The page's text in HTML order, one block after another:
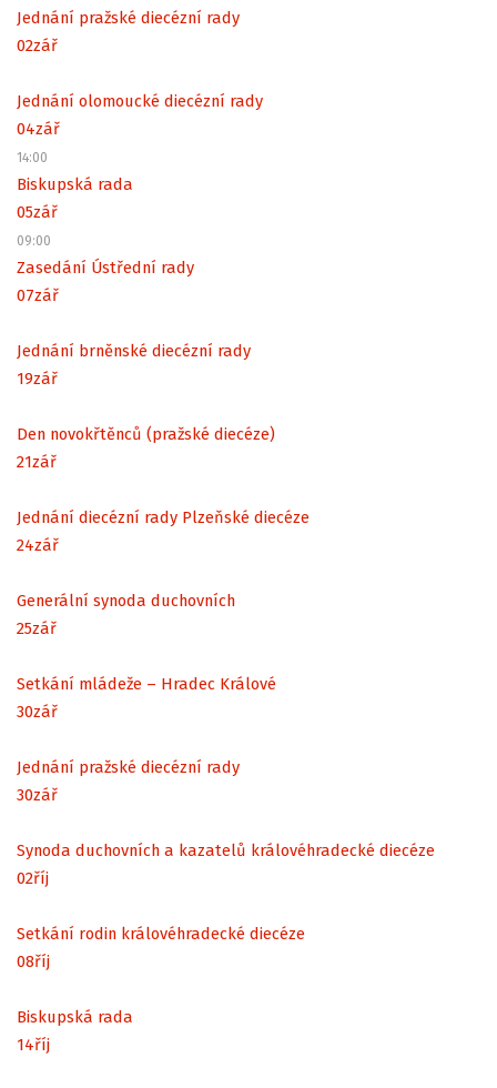
Jednání pražské diecézní rady
02zář
Jednání olomoucké diecézní rady
04zář
14:00
Biskupská rada
05zář
09:00
Zasedání Ústřední rady
07zář
Jednání brněnské diecézní rady
19zář
Den novokřtěnců (pražské diecéze)
21zář
Jednání diecézní rady Plzeňské diecéze
24zář
Generální synoda duchovních
25zář
Setkání mládeže – Hradec Králové
30zář
Jednání pražské diecézní rady
30zář
Synoda duchovních a kazatelů královéhradecké diecéze
02říj
Setkání rodin královéhradecké diecéze
08říj
Biskupská rada
14říj